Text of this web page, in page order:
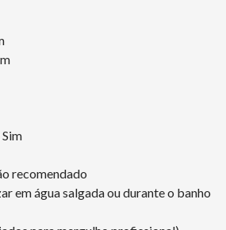
recomendado
em água salgada ou durante o banho